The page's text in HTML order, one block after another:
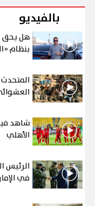
بالفيديو
هل يحق
بنظام
الأهلي
الرئيس
في